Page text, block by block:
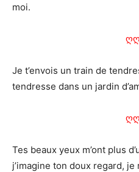
moi.
Je t’envois un train de
tendresse dans un jardin
Tes beaux yeux m’ont plus
j’imagine ton doux regard,